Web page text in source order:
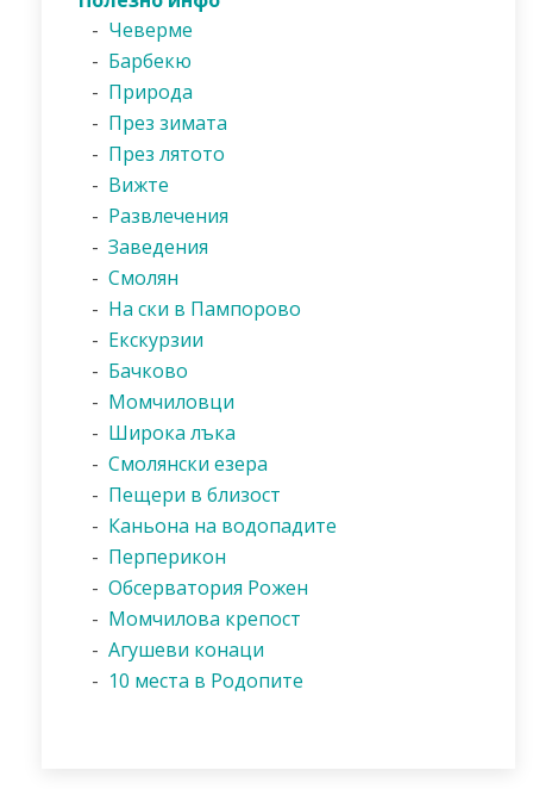
- Чеверме
- Барбекю
- Природа
- През зимата
- През лятото
- Вижте
- Развлечения
- Заведения
- Смолян
- На ски в Пампорово
- Екскурзии
- Бачково
- Момчиловци
- Широка лъка
- Смолянски езера
- Пещери в близост
- Каньона на водопадите
- Перперикон
- Обсерватория Рожен
- Момчилова крепост
- Агушеви конаци
- 10 места в Родопите